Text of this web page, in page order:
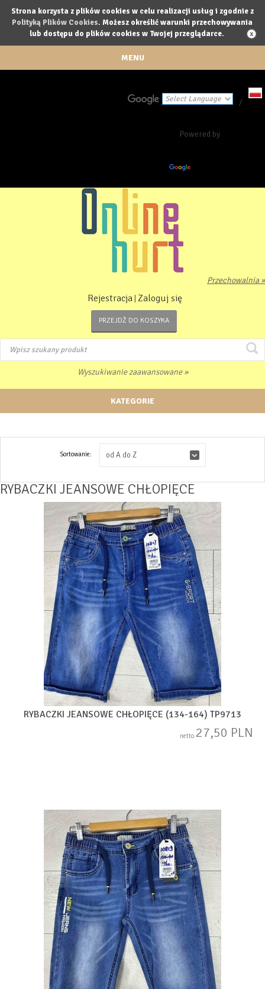
Strona korzysta z plików cookies w celu realizacji usług i zgodnie z
Polityką Plików Cookies. Możesz określić warunki przechowywania
lub dostępu do plików cookies w Twojej przeglądarce.
MENU
Powered by
/
Przechowalnia »
Rejestracja Zaloguj się
PRZEJDŹ DO KOSZYKA
Wyszukiwanie zaawansowane »
KATEGORIE
Sortowanie: od A do Z
RYBACZKI JEANSOWE CHŁOPIĘCE
RYBACZKI JEANSOWE CHŁOPIĘCE (134-164) TP9713
netto 27,50 PLN